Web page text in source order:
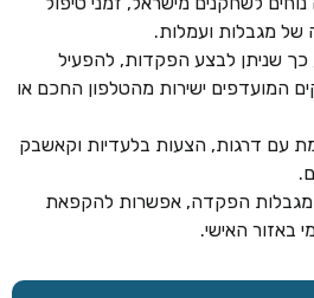
של מגבלות ועמלות.
שניתן לבצע הפקדות, להפעיל
המועדפים ישירות מהטלפון החכם או
עם דרגות, הצעות בלעדיות וקאשבק
הפקדה, אפשרות להקפאת
באזור האישי.